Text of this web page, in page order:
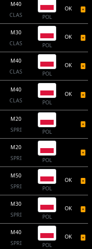
M40
CLAS
POL
OK
M30
CLAS
POL
OK
M40
CLAS
POL
OK
M40
CLAS
POL
OK
M20
SPRI
POL
M20
SPRI
POL
M50
SPRI
POL
OK
M30
SPRI
POL
OK
M40
SPRI
POL
OK